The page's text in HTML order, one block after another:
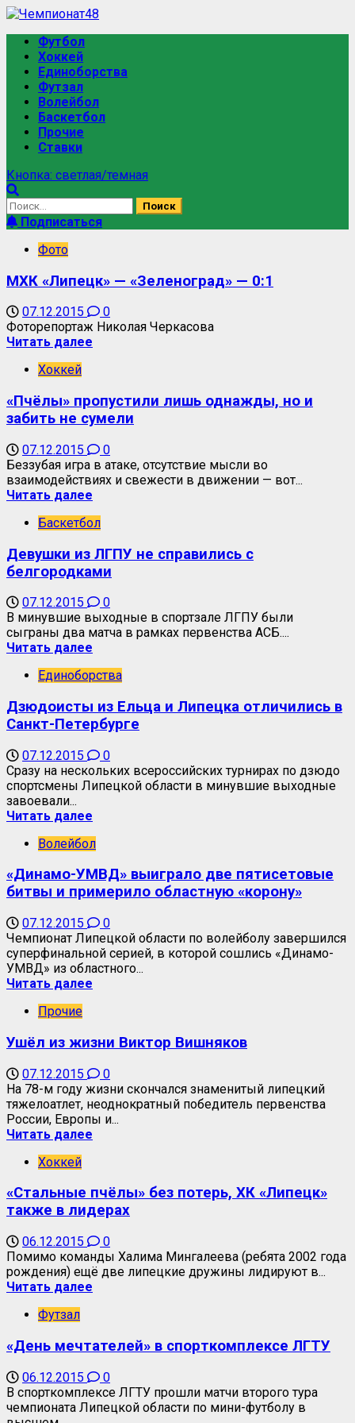
Футбол
Хоккей
Единоборства
Футзал
Волейбол
Баскетбол
Прочие
Ставки
Кнопка: светлая/темная
Подписаться
Фото
МХК «Липецк» — «Зеленоград» — 0:1
07.12.2015
0
Фоторепортаж Николая Черкасова
Читать далее
Хоккей
«Пчёлы» пропустили лишь однажды, но и
забить не сумели
07.12.2015
0
Беззубая игра в атаке, отсутствие мысли во
взаимодействиях и свежести в движении — вот...
Читать далее
Баскетбол
Девушки из ЛГПУ не справились с
белгородками
07.12.2015
0
В минувшие выходные в спортзале ЛГПУ были
сыграны два матча в рамках первенства АСБ....
Читать далее
Единоборства
Дзюдоисты из Ельца и Липецка отличились в
Санкт-Петербурге
07.12.2015
0
Сразу на нескольких всероссийских турнирах по дзюдо
спортсмены Липецкой области в минувшие выходные
завоевали...
Читать далее
Волейбол
«Динамо-УМВД» выиграло две пятисетовые
битвы и примерило областную «корону»
07.12.2015
0
Чемпионат Липецкой области по волейболу завершился
суперфинальной серией, в которой сошлись «Динамо-
УМВД» из областного...
Читать далее
Прочие
Ушёл из жизни Виктор Вишняков
07.12.2015
0
На 78-м году жизни скончался знаменитый липецкий
тяжелоатлет, неоднократный победитель первенства
России, Европы и...
Читать далее
Хоккей
«Стальные пчёлы» без потерь, ХК «Липецк»
также в лидерах
06.12.2015
0
Помимо команды Халима Мингалеева (ребята 2002 года
рождения) ещё две липецкие дружины лидируют в...
Читать далее
Футзал
«День мечтателей» в спорткомплексе ЛГТУ
06.12.2015
0
В спорткомплексе ЛГТУ прошли матчи второго тура
чемпионата Липецкой области по мини-футболу в